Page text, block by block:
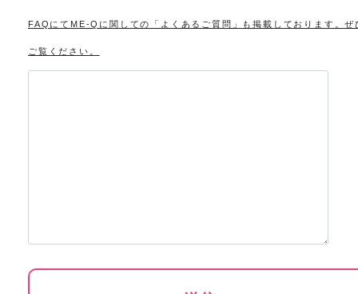
FAQにてME-Qに関しての「よくあるご質問」も掲載しております。ぜ
ご覧ください。